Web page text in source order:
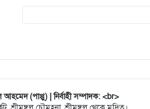
(পাপ্পু) | নির্বাহী সম্পাদক: <br>